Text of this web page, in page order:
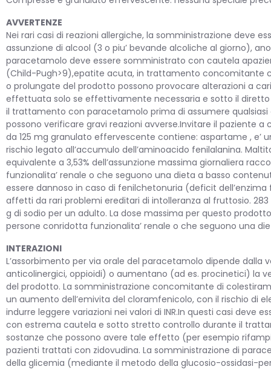
AVVERTENZE
Nei rari casi di reazioni allergiche, la somministrazione deve
assunzione di alcool (3 o piu’ bevande alcoliche al giorno),
paracetamolo deve essere somministrato con cautela
(Child-Pugh>9),epatite acuta, in trattamento concomitante
o prolungate del prodotto possono provocare alterazioni a
effettuata solo se effettivamente necessaria e sotto il diretto
il trattamento con paracetamolo prima di assumere
possono verificare gravi reazioni avverse.Invitare il paziente
da 125 mg granulato effervescente contiene: aspartame , e’
rischio legato all’accumulo dell’aminoacido fenilalanina.
equivalente a 3,53% dell’assunzione massima giornaliera
funzionalita’ renale o che seguono una dieta a basso
essere dannoso in caso di fenilchetonuria (deficit
affetti da rari problemi ereditari di intolleranza al fruttosio. 283
g di sodio per un adulto. La dose massima per questo
persone conridotta funzionalita’ renale o che seguono una
INTERAZIONI
L’assorbimento per via orale del paracetamolo dipende
anticolinergici, oppioidi) o aumentano (ad es. procinetici) la
del prodotto. La somministrazione concomitante di
un aumento dell’emivita del cloramfenicolo, con il rischio di
indurre leggere variazioni nei valori di INR.In questi casi deve
con estrema cautela e sotto stretto controllo durante il
sostanze che possono avere tale effetto (per esempio
pazienti trattati con zidovudina. La somministrazione di
della glicemia (mediante il metodo della glucosio-ossidasi-